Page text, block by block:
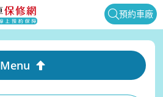
預約車廠
Menu